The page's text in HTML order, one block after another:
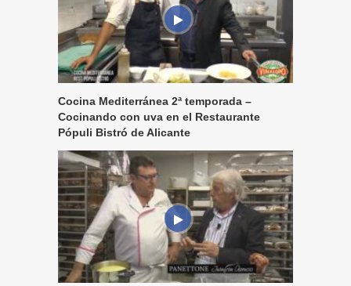
Cocina Mediterránea 2ª temporada –
Cocinando con uva en el Restaurante
Pópuli Bistró de Alicante